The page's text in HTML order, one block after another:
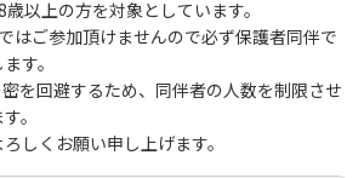
以上の方を対象としています。
はご参加頂けませんので必ず保護者同伴で
す。
を回避するため、同伴者の人数を制限させ
。
しくお願い申し上げます。